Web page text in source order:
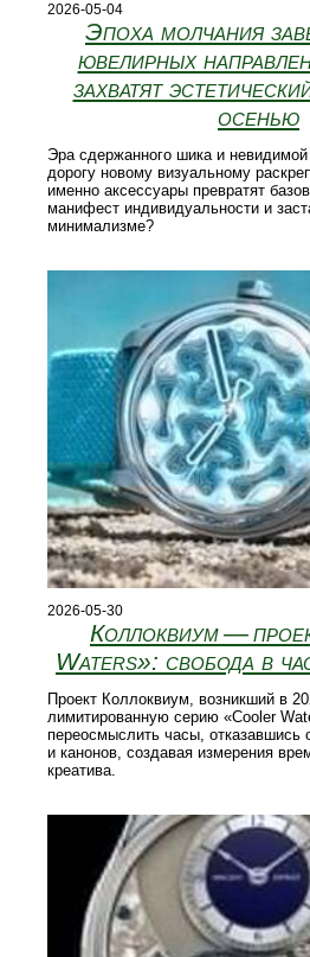
2026-05-04
Эпоха молчания
ювелирных
захватят
осенью
Эра сдержанного шика и
дорогу новому визуальному
именно аксессуары превратят
манифест индивидуальности и
минимализме?
2026-05-30
Коллоквиум —
Waters»: свобода в
Проект Коллоквиум, возникший в
лимитированную серию «Cooler
переосмыслить часы, отказавшись
и канонов, создавая измерения
креатива.